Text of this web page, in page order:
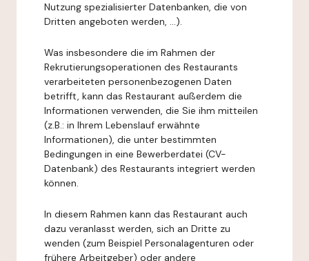
Nutzung spezialisierter Datenbanken, die von
Dritten angeboten werden, ...).
Was insbesondere die im Rahmen der
Rekrutierungsoperationen des Restaurants
verarbeiteten personenbezogenen Daten
betrifft, kann das Restaurant außerdem die
Informationen verwenden, die Sie ihm mitteilen
(z.B.: in Ihrem Lebenslauf erwähnte
Informationen), die unter bestimmten
Bedingungen in eine Bewerberdatei (CV-
Datenbank) des Restaurants integriert werden
können.
In diesem Rahmen kann das Restaurant auch
dazu veranlasst werden, sich an Dritte zu
wenden (zum Beispiel Personalagenturen oder
frühere Arbeitgeber) oder andere